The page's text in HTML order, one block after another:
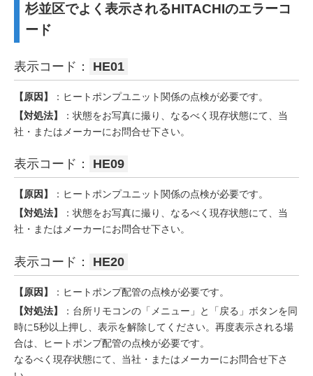
杉並区でよく表示されるHITACHIのエラーコ
ード
表示コード： HE01
【原因】
：ヒートポンプユニット関係の点検が必要です。
【対処法】
：状態をお写真に撮り、なるべく現存状態にて、当
社・またはメーカーにお問合せ下さい。
表示コード： HE09
【原因】
：ヒートポンプユニット関係の点検が必要です。
【対処法】
：状態をお写真に撮り、なるべく現存状態にて、当
社・またはメーカーにお問合せ下さい。
表示コード： HE20
【原因】
：ヒートポンプ配管の点検が必要です。
【対処法】
：台所リモコンの「メニュー」と「戻る」ボタンを同
時に5秒以上押し、表示を解除してください。再度表示される場
合は、ヒートポンプ配管の点検が必要です。
なるべく現存状態にて、当社・またはメーカーにお問合せ下さ